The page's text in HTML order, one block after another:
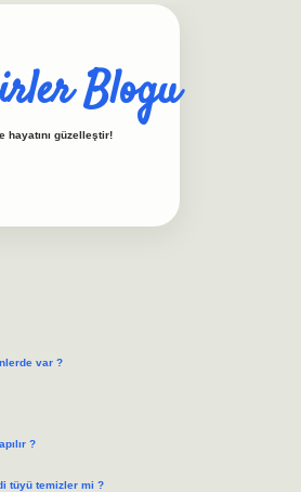
Blogu
hayatını güzelleştir!
var ?
?
tüyü temizler mi ?